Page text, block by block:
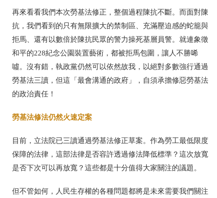
再來看看我們本次勞基法修正，整個過程陳抗不斷。而面對陳
抗，我們看到的只有無限擴大的禁制區、充滿壓迫感的蛇籠與
拒馬、還有以數倍於陳抗民眾的警力操死基層員警。就連象徵
和平的228紀念公園裝置藝術，都被拒馬包圍，讓人不勝唏
噓。沒有錯，執政黨仍然可以依然故我，以絕對多數強行通過
勞基法三讀，但這「最會溝通的政府」，自須承擔修惡勞基法
的政治責任！
勞基法修法仍然火速定案
目前，立法院已三讀通過勞基法修正草案。作為勞工最低限度
保障的法律，這部法律是否容許透過修法降低標準？這次放寬
是否下次可以再放寬？這些都是十分值得大家關注的議題。
但不管如何，人民生存權的各種問題都將是未來需要我們關注